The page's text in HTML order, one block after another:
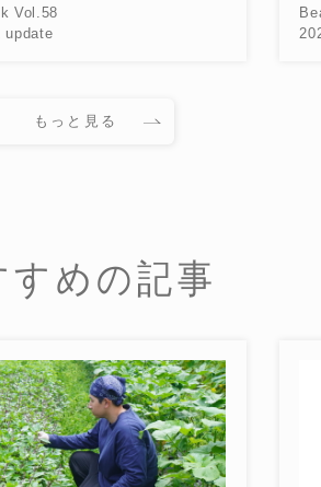
Vol.58
update
もっと見る
すめの記事